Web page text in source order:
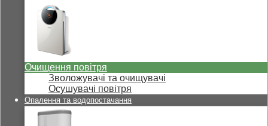
Очищення повітря
Зволожувачі та очищувачі
Осушувачі повітря
Опалення та водопостачання